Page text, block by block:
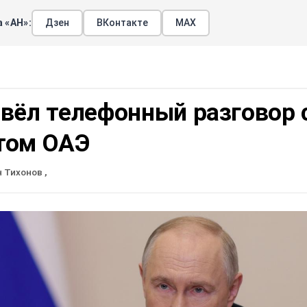
«АН»: Дзен ВКонтакте МАХ
телефонный разговор
ОАЭ
Тихонов ,